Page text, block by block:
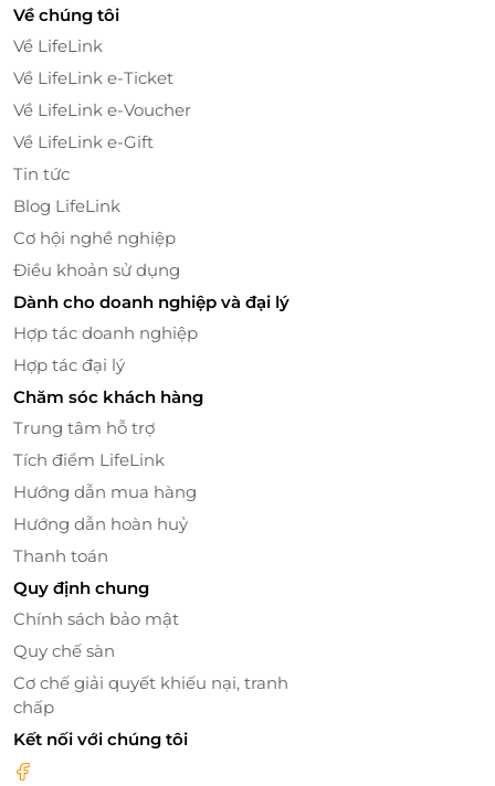
Ngoài ra, thực khách khi đến với Matsuri - Yaki
Restaurant sẽ có cơ hội thưởng thức các món
Tempura hay Robata nướng trên than Binchotan
độc đáo.
Về chúng tôi
Về LifeLink
Về LifeLink e-Ticket
Về LifeLink e-Voucher
Về LifeLink e-Gift
Tin tức
Blog LifeLink
Cơ hội nghề nghiệp
Điều khoản sử dụng
Dành cho doanh nghiệp và đại lý
Hợp tác doanh nghiệp
Hợp tác đại lý
Chăm sóc khách hàng
Trung tâm hỗ trợ
Tích điểm LifeLink
Hướng dẫn mua hàng
Hướng dẫn hoàn huỷ
Thanh toán
Quy định chung
Chính sách bảo mật
Quy chế sàn
Cơ chế giải quyết khiếu nại, tranh
chấp
Kết nối với chúng tôi